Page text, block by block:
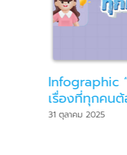
Infographic
เรื่องที่ทุกคนต้
31 ตุลาคม 2025